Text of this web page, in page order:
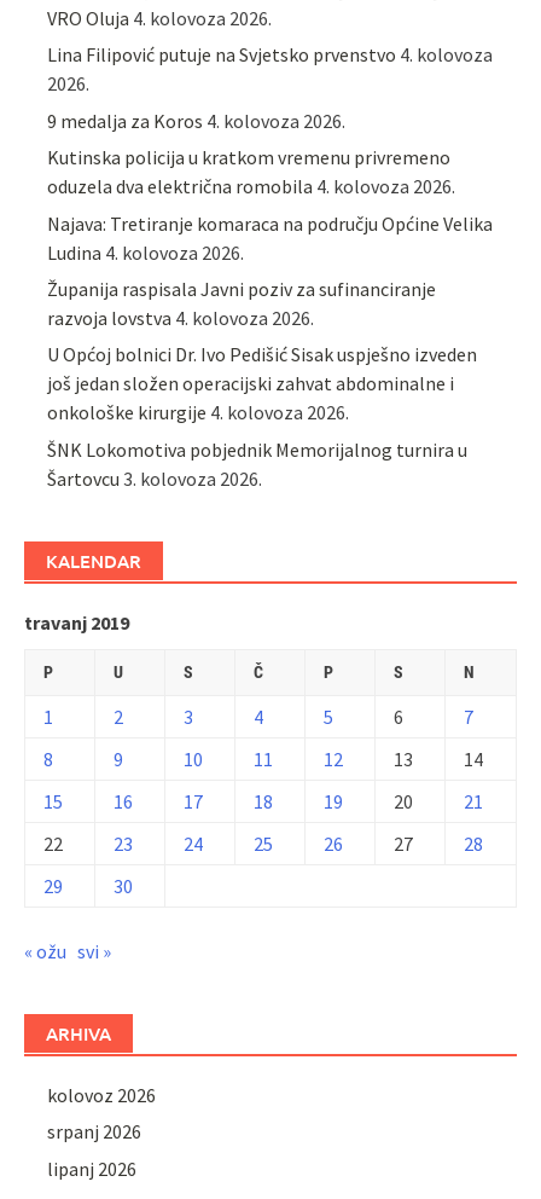
VRO Oluja 4. kolovoza 2026.
Lina Filipović putuje na Svjetsko prvenstvo 4. kolovoza
2026.
9 medalja za Koros 4. kolovoza 2026.
Kutinska policija u kratkom vremenu privremeno
oduzela dva električna romobila 4. kolovoza 2026.
Najava: Tretiranje komaraca na području Općine Velika
Ludina 4. kolovoza 2026.
Županija raspisala Javni poziv za sufinanciranje
razvoja lovstva 4. kolovoza 2026.
U Općoj bolnici Dr. Ivo Pedišić Sisak uspješno izveden
još jedan složen operacijski zahvat abdominalne i
onkološke kirurgije 4. kolovoza 2026.
ŠNK Lokomotiva pobjednik Memorijalnog turnira u
Šartovcu 3. kolovoza 2026.
KALENDAR
travanj 2019
P U S Č P S N
1 2 3 4 5 6
7
8
9 10 11 12 13
14
15
16 17 18 19 20
21
22
23 24 25 26 27
28
29
30
« ožu svi »
ARHIVA
kolovoz 2026
srpanj 2026
lipanj 2026